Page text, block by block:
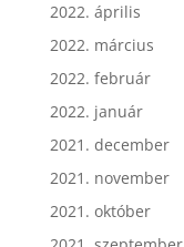
2022. április
2022. március
2022. február
2022. január
2021. december
2021. november
2021. október